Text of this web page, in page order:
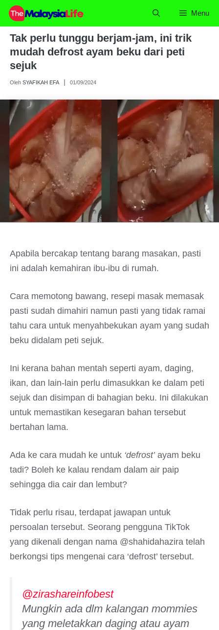
Skip
content
Menu
Tak perlu tunggu berjam-jam, ini trik
mudah defrost ayam beku dari peti
sejuk
Oleh SYAFIKAH EFA 01/09/2024
Apabila bercakap tentang barang masakan, pasti
ini adalah kemahiran ibu-ibu di rumah.
Cara memotong bawang, resepi masak memasak
pasti sudah dimahiri namun pasti yang tidak ramai
tahu cara untuk menyahbekukan ayam yang sudah
beku didalam peti sejuk.
Ini kerana bahan mentah seperti ayam, daging,
ikan, dan lain-lain perlu dimasukkan ke dalam peti
sejuk dan disimpan di bahagian beku. Ini dilakukan
untuk memastikan kesegaran bahan tersebut
bertahan lama.
Ada ke cara mudah ke untuk ‘defrost’ ayam beku
tadi? Boleh ke kalau rendam dalam air paip
sehingga dia cair dan lembut?
Tidak perlu risau, terdapat jawapan untuk
persoalan tersebut. Seorang pengguna TikTok
yang dikenali dengan nama @shahidahazira telah
berkongsi tips mengenai cara ‘defrost’ tersebut.
@zirashareinfobest
Mungkin ada dlm kalangan mommies
yang meletakkan daging atau ayam